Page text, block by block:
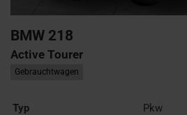
BMW 218
Active Tourer
Gebrauchtwagen
Typ
Pkw